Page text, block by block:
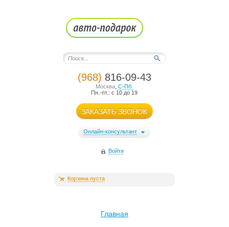
(968) 816-09-43
Москва ,С-Пб.
Пн.-пт.: с 10 до 19
ЗАКАЗАТЬ ЗВОНОК
Онлайн-консультант
Войти
Корзина пуста
Главная